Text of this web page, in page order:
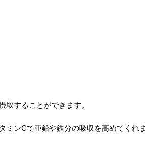
することができます。
ミンCで亜鉛や鉄分の吸収を高めてくれま